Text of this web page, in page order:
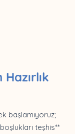
başlamıyoruz;
teşhis**